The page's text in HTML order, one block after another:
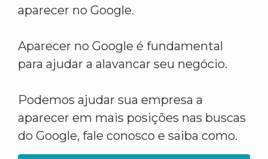
aparecer no Google.
Aparecer no Google é fundamental
para ajudar a alavancar seu negócio.
Podemos ajudar sua empresa a
aparecer em mais posições nas buscas
do Google, fale conosco e saiba como.